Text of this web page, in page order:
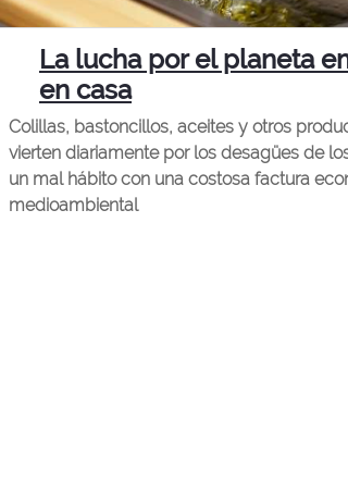
La lucha por el planeta
en casa
Colillas, bastoncillos, aceites y otros
vierten diariamente por los desagües de
un mal hábito con una costosa factura
medioambiental